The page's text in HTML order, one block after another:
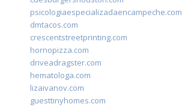
psicologiaespecializadaencampeche.com
dmtacos.com
crescentstreetprinting.com
hornopizza.com
driveadragster.com
hematologa.com
lizaivanov.com
guesttinyhomes.com